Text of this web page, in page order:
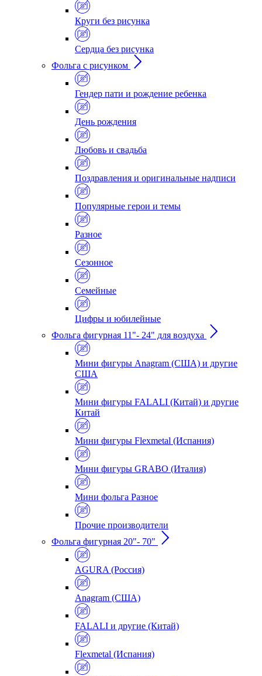
Круги без рисунка
Сердца без рисунка
Фольга с рисунком
Гендер пати и рождение ребенка
День рождения
Любовь и свадьба
Поздравления и оригинальные надписи
Популярные герои и темы
Разное
Сезонное
Семейные
Цифры и юбилейные
Фольга фигурная 11"- 24" для воздуха
Мини фигуры Anagram (США) и другие
США
Мини фигуры FALALI (Китай) и другие
Китай
Мини фигуры Flexmetal (Испания)
Мини фигуры GRABO (Италия)
Мини фольга Разное
Прочие производители
Фольга фигурная 20"- 70"
AGURA (Россия)
Anagram (США)
FALALI и другие (Китай)
Flexmetal (Испания)